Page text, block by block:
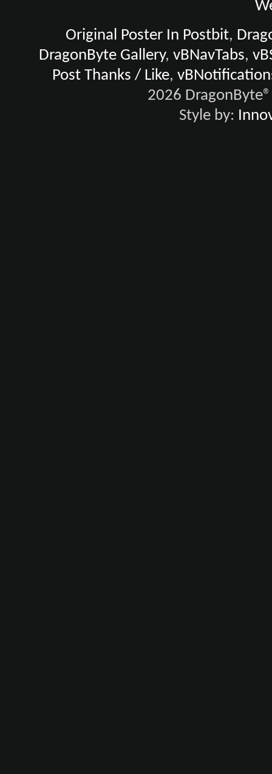
Original Poster In Postbit,
DragonByte Gallery,vBNavTabs,
Post Thanks / Like,
2026
Style by: